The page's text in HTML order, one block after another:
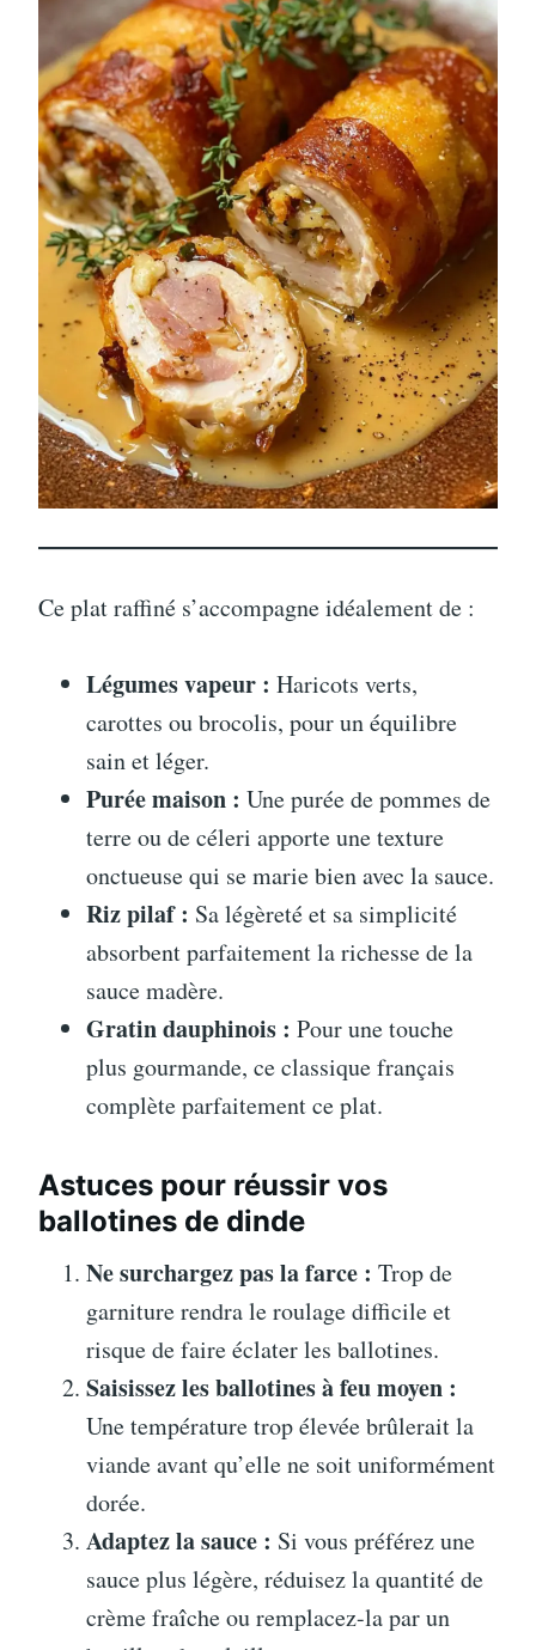
Ce plat raffiné s’accompagne idéalement de :
Légumes vapeur : Haricots verts,
carottes ou brocolis, pour un équilibre
sain et léger.
Purée maison : Une purée de pommes de
terre ou de céleri apporte une texture
onctueuse qui se marie bien avec la sauce.
Riz pilaf : Sa légèreté et sa simplicité
absorbent parfaitement la richesse de la
sauce madère.
Gratin dauphinois : Pour une touche
plus gourmande, ce classique français
complète parfaitement ce plat.
Astuces pour réussir vos
ballotines de dinde
Ne surchargez pas la farce : Trop de
garniture rendra le roulage difficile et
risque de faire éclater les ballotines.
Saisissez les ballotines à feu moyen :
Une température trop élevée brûlerait la
viande avant qu’elle ne soit uniformément
dorée.
Adaptez la sauce : Si vous préférez une
sauce plus légère, réduisez la quantité de
crème fraîche ou remplacez-la par un